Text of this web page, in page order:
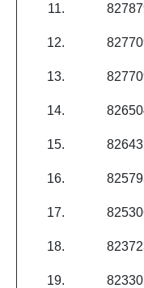
11.
12.
13.
14.
15.
16.
17.
18.
19.